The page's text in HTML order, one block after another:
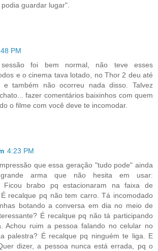
guardar lugar".
PM
foi bem normal, não teve esses
e o cinema tava lotado, no Thor 2 deu até
e também não ocorreu nada disso. Talvez
fazer comentários baixinhos com quem
o filme com você deve te incomodar.
4:23 PM
que essa geração "tudo pode" ainda
arma que não hesita em usar:
Ficou brabo pq estacionaram na faixa de
recalque pq não tem carro. Tá incomodado
botando a conversa em dia no meio de
É recalque pq não tá participando
Achou ruim a pessoa falando no celular no
palestra? É recalque pq ninguém te liga. E
dizer, a pessoa nunca está errada, pq o